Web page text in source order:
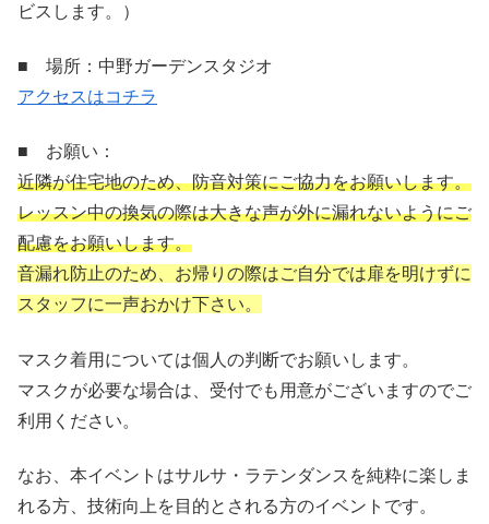
ビスします。）
■ 場所：中野ガーデンスタジオ
アクセスはコチラ
■ お願い：
近隣が住宅地のため、防音対策にご協力をお願いします。
レッスン中の換気の際は大きな声が外に漏れないようにご
配慮をお願いします。
音漏れ防止のため、お帰りの際はご自分では扉を明けずに
スタッフに一声おかけ下さい。
マスク着用については個人の判断でお願いします。
マスクが必要な場合は、受付でも用意がございますのでご
利用ください。
なお、本イベントはサルサ・ラテンダンスを純粋に楽しま
れる方、技術向上を目的とされる方のイベントです。